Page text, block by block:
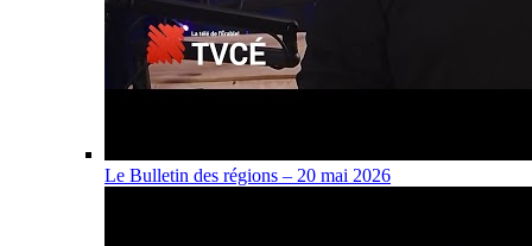
Le Bulletin des régions – 20 mai 2026